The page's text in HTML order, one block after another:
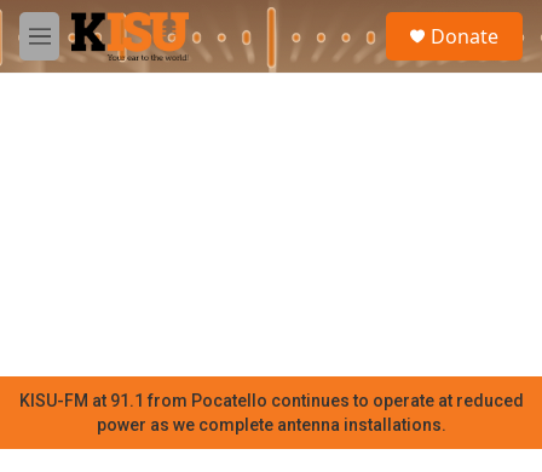
Skip to main content
M
e
Donate
KISU-FM at 91.1 from Pocatello continues to operate at reduced
power as we complete antenna installations.